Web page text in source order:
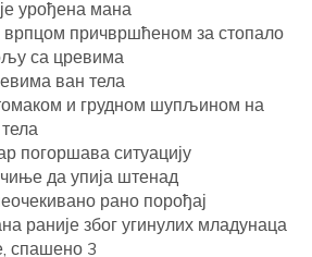
урођена мана
причвршћеном за стопало
са цревима
ван тела
и грудном шупљином на
погоршава ситуацију
да упија штенад
рано порођај
раније због угинулих младунаца
спашено 3